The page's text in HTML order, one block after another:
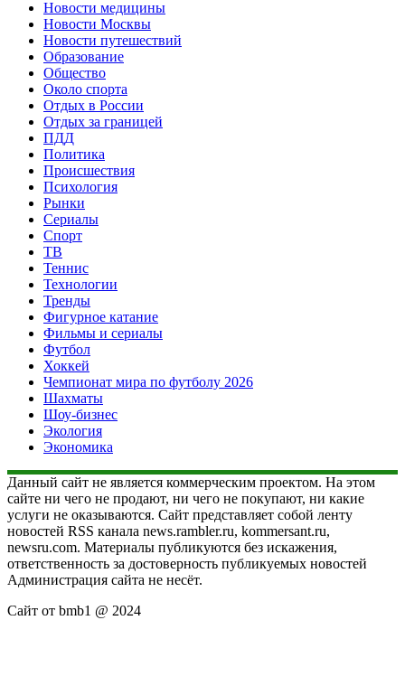
Новости медицины
Новости Москвы
Новости путешествий
Образование
Общество
Около спорта
Отдых в России
Отдых за границей
ПДД
Политика
Происшествия
Психология
Рынки
Сериалы
Спорт
ТВ
Теннис
Технологии
Тренды
Фигурное катание
Фильмы и сериалы
Футбол
Хоккей
Чемпионат мира по футболу 2026
Шахматы
Шоу-бизнес
Экология
Экономика
Данный сайт не является коммерческим проектом. На этом
сайте ни чего не продают, ни чего не покупают, ни какие
услуги не оказываются. Сайт представляет собой ленту
новостей RSS канала news.rambler.ru, kommersant.ru,
newsru.com. Материалы публикуются без искажения,
ответственность за достоверность публикуемых новостей
Администрация сайта не несёт.
Сайт от bmb1 @ 2024